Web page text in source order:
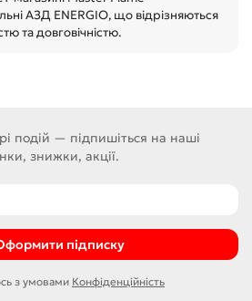
АЗД ENERGIO, що відрізняються
та довговічністю.
подій — підпишіться на наші
знижки, акції.
підписку
з умовами Конфіденційність